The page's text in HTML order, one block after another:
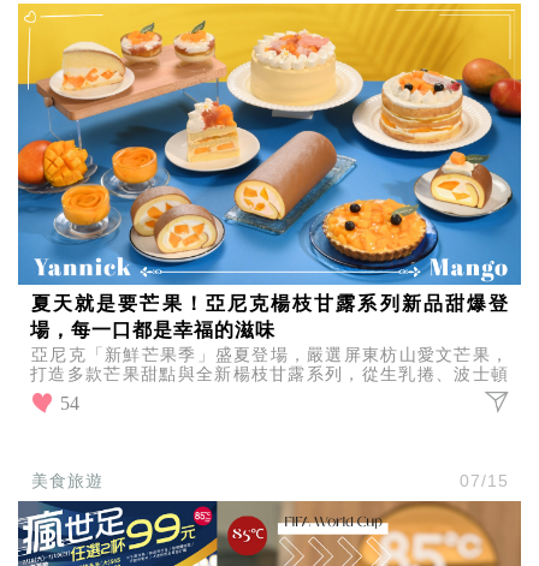
夏天就是要芒果！亞尼克楊枝甘露系列新品甜爆登
場，每一口都是幸福的滋味
亞尼克「新鮮芒果季」盛夏登場，嚴選屏東枋山愛文芒果，
打造多款芒果甜點與全新楊枝甘露系列，從生乳捲、波士頓
派到楊枝甘露杯，每一口都是酸甜爆發的夏日幸福滋味！
54
美食旅遊 07/15